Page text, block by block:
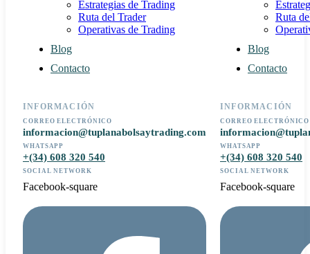
Estrategias de Trading
Ruta del Trader
Operativas de Trading
Blog
Contacto
INFORMACIÓN
CORREO ELECTRÓNICO
informacion@tuplanabolsaytrading.com
WHATSAPP
+(34) 608 320 540
SOCIAL NETWORK
Facebook-square
Ruta
Blog
Contacto
INFORMACIÓN
CORREO ELECTRÓNICO
WHATSAPP
+(34) 608 320 540
SOCIAL NETWORK
Facebook-square